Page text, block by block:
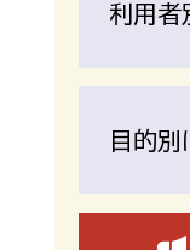
利用者
目的別